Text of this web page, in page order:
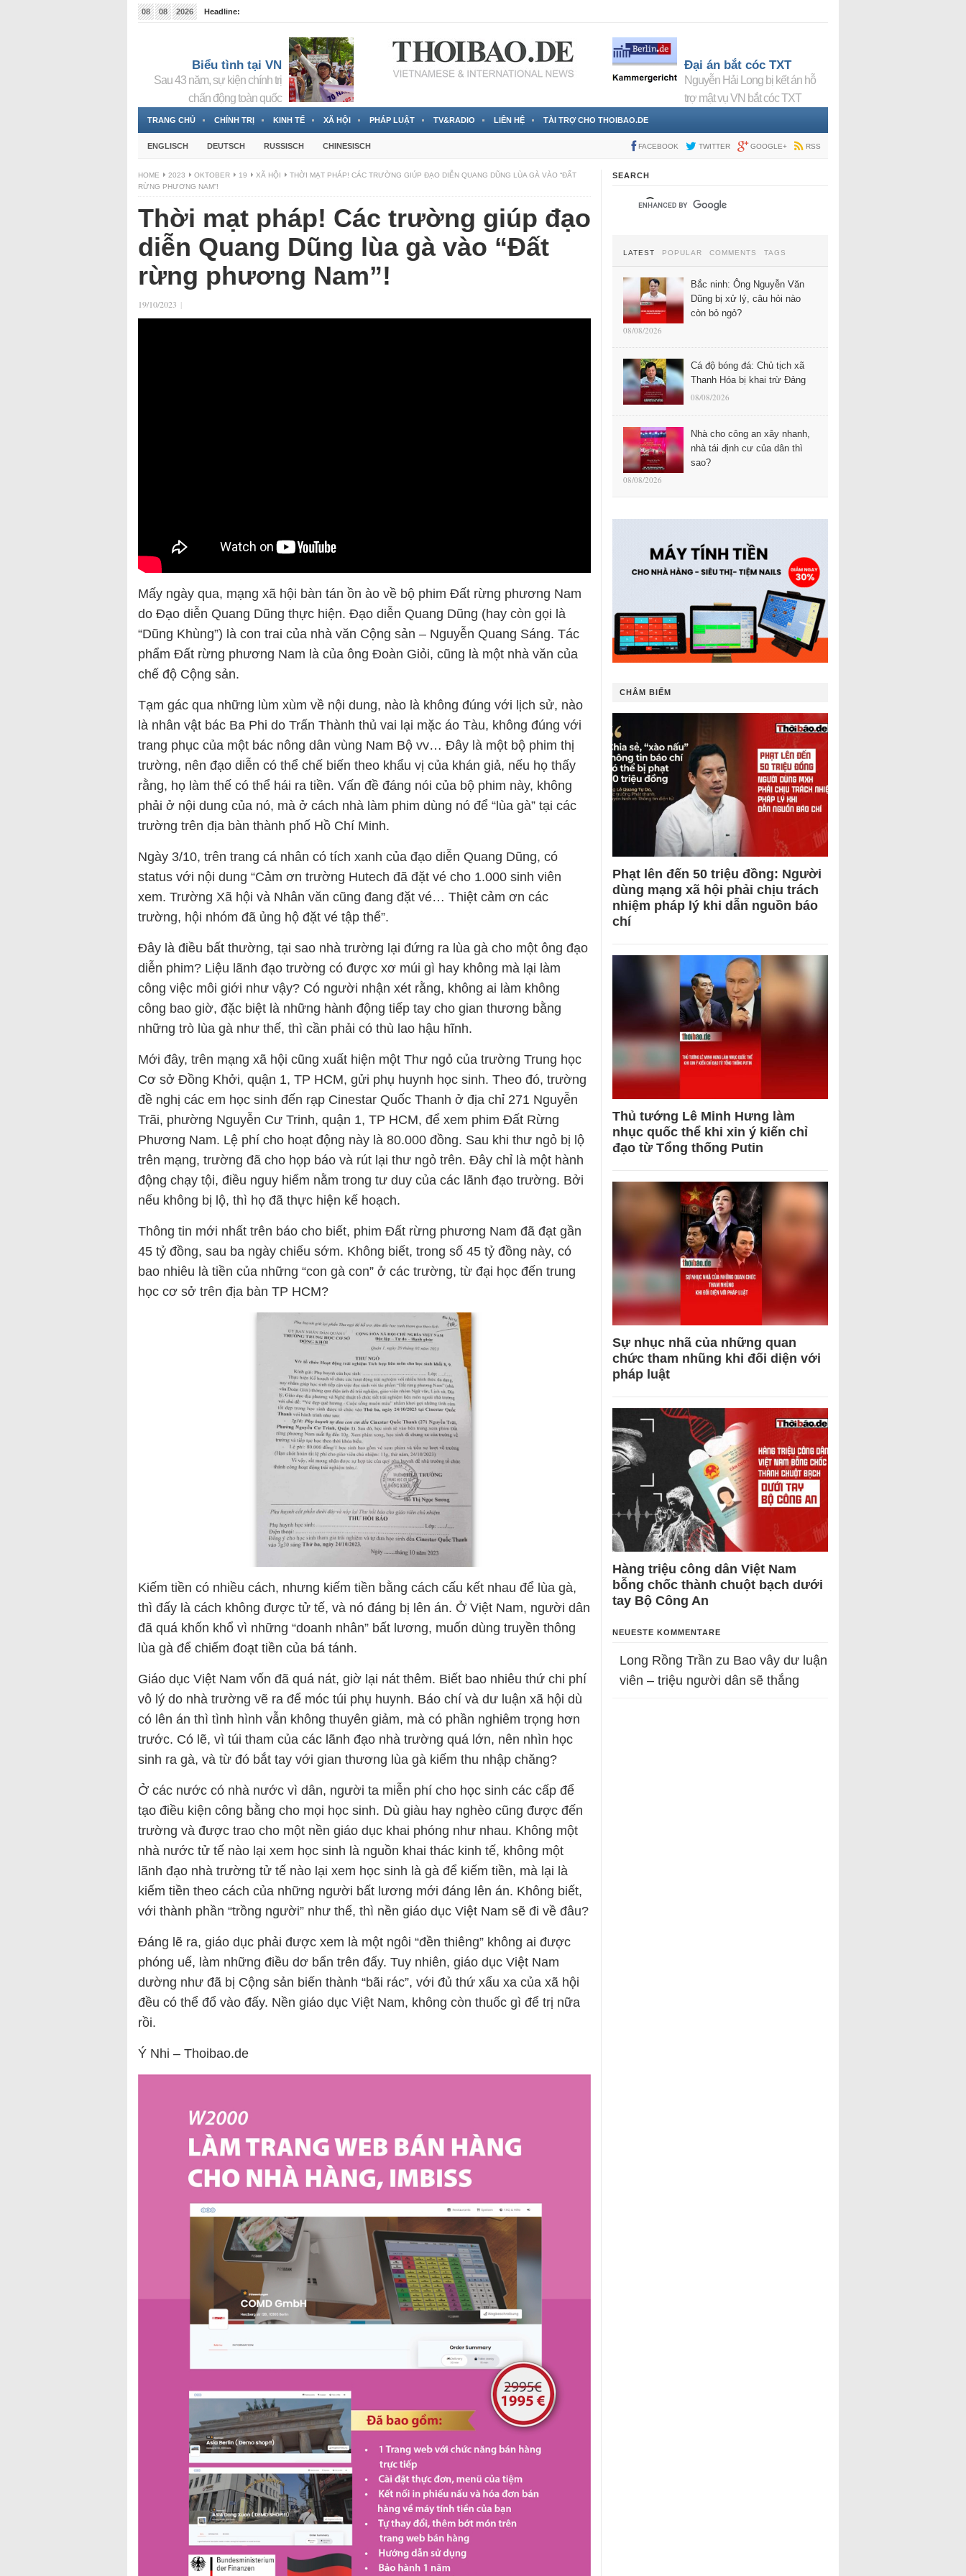
08 08 2026
Headline:
Biểu tình tại VN
Sau 43 năm, sự kiện chính trị
chấn động toàn quốc
Đại án bắt cóc TXT
Nguyễn Hải Long bị kết án hỗ
trợ mật vụ VN bắt cóc TXT
TRANG CHỦ CHÍNH TRỊ KINH TẾ XÃ HỘI PHÁP LUẬT TV&RADIO LIÊN HỆ TÀI TRỢ CHO THOIBAO.DE
ENGLISCH DEUTSCH RUSSISCH CHINESISCH FACEBOOK TWITTER GOOGLE+ RSS
HOME 2023 OKTOBER 19 XÃ HỘI
THỜI MẠT PHÁP! CÁC TRƯỜNG GIÚP ĐẠO DIỄN QUANG DŨNG LÙA GÀ VÀO “ĐẤT
RỪNG PHƯƠNG NAM”!
Thời mạt pháp! Các trường giúp đạo
diễn Quang Dũng lùa gà vào “Đất
rừng phương Nam”!
19/10/2023 |
Mấy ngày qua, mạng xã hội bàn tán ồn ào về bộ phim Đất rừng phương Nam
do Đạo diễn Quang Dũng thực hiện. Đạo diễn Quang Dũng (hay còn gọi là
“Dũng Khùng”) là con trai của nhà văn Cộng sản – Nguyễn Quang Sáng. Tác
phẩm Đất rừng phương Nam là của ông Đoàn Giỏi, cũng là một nhà văn của
chế độ Cộng sản.
Tạm gác qua những lùm xùm về nội dung, nào là không đúng với lịch sử, nào
là nhân vật bác Ba Phi do Trấn Thành thủ vai lại mặc áo Tàu, không đúng với
trang phục của một bác nông dân vùng Nam Bộ vv… Đây là một bộ phim thị
trường, nên đạo diễn có thể chế biến theo khẩu vị của khán giả, nếu họ thấy
rằng, họ làm thế có thể hái ra tiền. Vấn đề đáng nói của bộ phim này, không
phải ở nội dung của nó, mà ở cách nhà làm phim dùng nó để “lùa gà” tại các
trường trên địa bàn thành phố Hồ Chí Minh.
Ngày 3/10, trên trang cá nhân có tích xanh của đạo diễn Quang Dũng, có
status với nội dung “Cảm ơn trường Hutech đã đặt vé cho 1.000 sinh viên
xem. Trường Xã hội và Nhân văn cũng đang đặt vé… Thiệt cảm ơn các
trường, hội nhóm đã ủng hộ đặt vé tập thể”.
Đây là điều bất thường, tại sao nhà trường lại đứng ra lùa gà cho một ông đạo
diễn phim? Liệu lãnh đạo trường có được xơ múi gì hay không mà lại làm
công việc môi giới như vậy? Có người nhận xét rằng, không ai làm không
công bao giờ, đặc biệt là những hành động tiếp tay cho gian thương bằng
những trò lùa gà như thế, thì cần phải có thù lao hậu hĩnh.
Mới đây, trên mạng xã hội cũng xuất hiện một Thư ngỏ của trường Trung học
Cơ sở Đồng Khởi, quận 1, TP HCM, gửi phụ huynh học sinh. Theo đó, trường
đề nghị các em học sinh đến rạp Cinestar Quốc Thanh ở địa chỉ 271 Nguyễn
Trãi, phường Nguyễn Cư Trinh, quận 1, TP HCM, để xem phim Đất Rừng
Phương Nam. Lệ phí cho hoạt động này là 80.000 đồng. Sau khi thư ngỏ bị lộ
trên mạng, trường đã cho họp báo và rút lại thư ngỏ trên. Đây chỉ là một hành
động chạy tội, điều nguy hiểm nằm trong tư duy của các lãnh đạo trường. Bởi
nếu không bị lộ, thì họ đã thực hiện kế hoạch.
Thông tin mới nhất trên báo cho biết, phim Đất rừng phương Nam đã đạt gần
45 tỷ đồng, sau ba ngày chiếu sớm. Không biết, trong số 45 tỷ đồng này, có
bao nhiêu là tiền của những “con gà con” ở các trường, từ đại học đến trung
học cơ sở trên địa bàn TP HCM?
Kiếm tiền có nhiều cách, nhưng kiếm tiền bằng cách cấu kết nhau để lùa gà,
thì đấy là cách không được tử tế, và nó đáng bị lên án. Ở Việt Nam, người dân
đã quá khốn khổ vì những “doanh nhân” bất lương, muốn dùng truyền thông
lùa gà để chiếm đoạt tiền của bá tánh.
Giáo dục Việt Nam vốn đã quá nát, giờ lại nát thêm. Biết bao nhiêu thứ chi phí
vô lý do nhà trường vẽ ra để móc túi phụ huynh. Báo chí và dư luận xã hội dù
có lên án thì tình hình vẫn không thuyên giảm, mà có phần nghiêm trọng hơn
trước. Có lẽ, vì túi tham của các lãnh đạo nhà trường quá lớn, nên nhìn học
sinh ra gà, và từ đó bắt tay với gian thương lùa gà kiếm thu nhập chăng?
Ở các nước có nhà nước vì dân, người ta miễn phí cho học sinh các cấp để
tạo điều kiện công bằng cho mọi học sinh. Dù giàu hay nghèo cũng được đến
trường và được trao cho một nền giáo dục khai phóng như nhau. Không một
nhà nước tử tế nào lại xem học sinh là nguồn khai thác kinh tế, không một
lãnh đạo nhà trường tử tế nào lại xem học sinh là gà để kiếm tiền, mà lại là
kiếm tiền theo cách của những người bất lương mới đáng lên án. Không biết,
với thành phần “trồng người” như thế, thì nền giáo dục Việt Nam sẽ đi về đâu?
Đáng lẽ ra, giáo dục phải được xem là một ngôi “đền thiêng” không ai được
phóng uế, làm những điều dơ bẩn trên đấy. Tuy nhiên, giáo dục Việt Nam
dường như đã bị Cộng sản biến thành “bãi rác”, với đủ thứ xấu xa của xã hội
đều có thể đổ vào đấy. Nền giáo dục Việt Nam, không còn thuốc gì để trị nữa
rồi.
Ý Nhi – Thoibao.de
SEARCH
LATEST POPULAR COMMENTS TAGS
Bắc ninh: Ông Nguyễn Văn
Dũng bị xử lý, câu hỏi nào
còn bỏ ngỏ?
08/08/2026
Cá độ bóng đá: Chủ tịch xã
Thanh Hóa bị khai trừ Đảng
08/08/2026
Nhà cho công an xây nhanh,
nhà tái định cư của dân thì
sao?
08/08/2026
CHÂM BIẾM
Phạt lên đến 50 triệu đồng: Người
dùng mạng xã hội phải chịu trách
nhiệm pháp lý khi dẫn nguồn báo
chí
Thủ tướng Lê Minh Hưng làm
nhục quốc thể khi xin ý kiến chỉ
đạo từ Tổng thống Putin
Sự nhục nhã của những quan
chức tham nhũng khi đối diện với
pháp luật
Hàng triệu công dân Việt Nam
bỗng chốc thành chuột bạch dưới
tay Bộ Công An
NEUESTE KOMMENTARE
Long Rồng Trần zu Bao vây dư luận
viên – triệu người dân sẽ thắng